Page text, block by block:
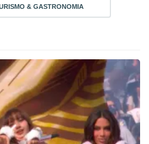
& GASTRONOMIA